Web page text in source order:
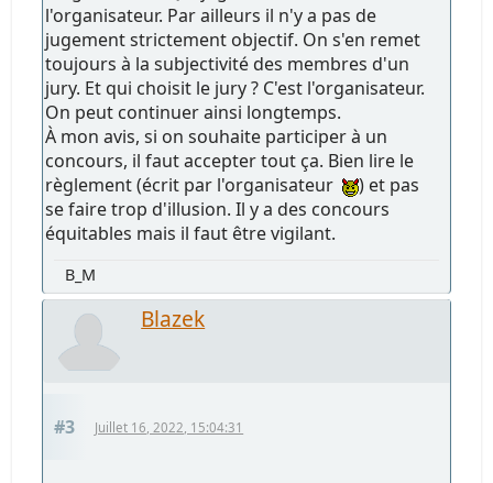
l'organisateur. Par ailleurs il n'y a pas de
jugement strictement objectif. On s'en remet
toujours à la subjectivité des membres d'un
jury. Et qui choisit le jury ? C'est l'organisateur.
On peut continuer ainsi longtemps.
À mon avis, si on souhaite participer à un
concours, il faut accepter tout ça. Bien lire le
règlement (écrit par l'organisateur
) et pas
se faire trop d'illusion. Il y a des concours
équitables mais il faut être vigilant.
B_M
Blazek
#3 Juillet 16, 2022, 15:04:31